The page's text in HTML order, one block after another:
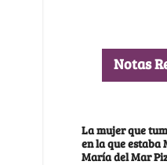
Notas
La mujer que
en la que estaba
María del Mar